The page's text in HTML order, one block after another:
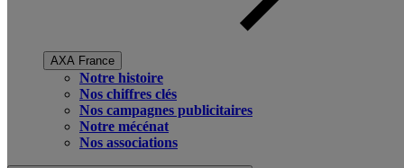
AXA France
Notre histoire
Nos chiffres clés
Nos campagnes publicitaires
Notre mécénat
Nos associations